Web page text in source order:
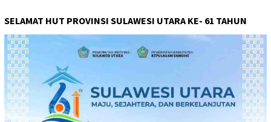
SELAMAT HUT PROVINSI SULAWESI UTARA KE- 61 TAHUN